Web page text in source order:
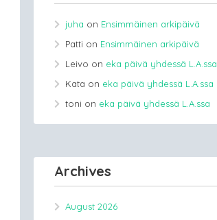
juha on Ensimmäinen arkipäivä
Patti on Ensimmäinen arkipäivä
Leivo on eka päivä yhdessä L.A.ssa
Kata on eka päivä yhdessä L.A.ssa
toni on eka päivä yhdessä L.A.ssa
Archives
August 2026